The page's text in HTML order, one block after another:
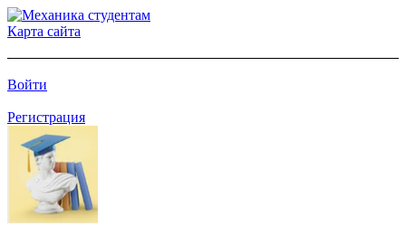
Карта сайта
Войти
Регистрация